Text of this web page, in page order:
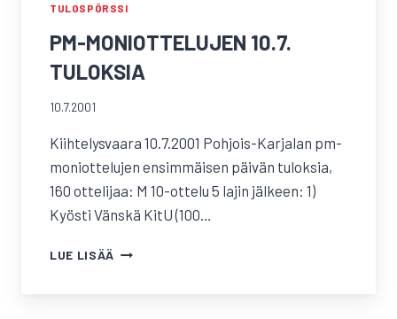
TULOSPÖRSSI
PM-MONIOTTELUJEN 10.7.
TULOKSIA
10.7.2001
Kiihtelysvaara 10.7.2001 Pohjois-Karjalan pm-
moniottelujen ensimmäisen päivän tuloksia,
160 ottelijaa: M 10-ottelu 5 lajin jälkeen: 1)
Kyösti Vänskä KitU (100…
LUE LISÄÄ PM-